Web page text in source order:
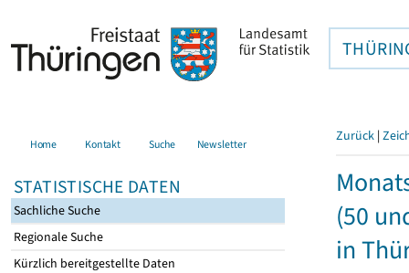
Home Kontakt Suche Newsletter
STATISTISCHE DATEN
Sachliche Suche
Regionale Suche
Kürzlich bereitgestellte Daten
Zurück |
(50
in